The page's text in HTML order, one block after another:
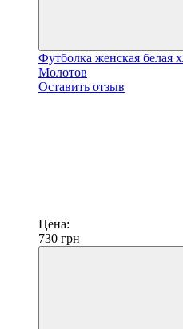
Футболка женская белая
Молотов
Оставить отзыв
Цена:
730 грн